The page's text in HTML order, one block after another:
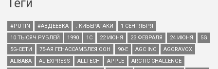
Теги
#PUTIN #АВДЕЕВКА . КИБЕРАТАКИ
1 СЕНТЯБРЯ
10 ТЫСЯЧ РУБЛЕЙ
1990 1С 22 ИЮНЯ 23 ФЕВРАЛЯ 24 ИЮНЯ
5G
5G-СЕТИ
75-АЯ ГЕНАССАМБЛЕЯ ООН 90-Е AGC INC
AGORAVOX
ALIBABA
ALIEXPRESS ALLTECH APPLE
ARCTIC CHALLENGE